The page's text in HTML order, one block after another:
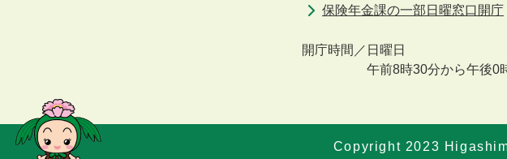
保険年金課の一部日曜窓口開庁
開庁時間／ 日曜日
午前8時30分から午後0
Copyright 2023